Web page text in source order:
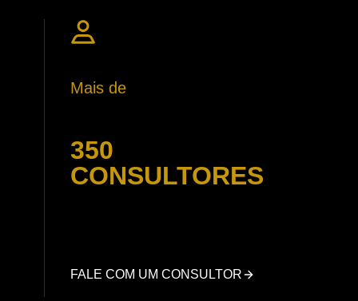
Mais de
350
CONSULTORES
FALE COM UM CONSULTOR